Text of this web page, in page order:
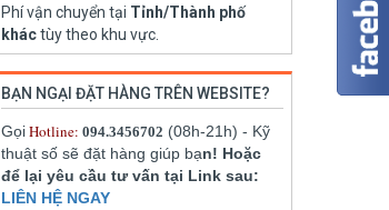
Phí vận chuyển tại Tỉnh/Thành phố
kháctùy theo khu vực.
BẠN NGẠI ĐẶT HÀNG TRÊN WEBSITE?
GọiHotline: 094.3456702 (08h-21h) - Kỹ
thuật số sẽ đặt hàng giúp bạn! Hoặc
để lại yêu cầu tư vấn tại Link sau:
LIÊN HỆ NGAY